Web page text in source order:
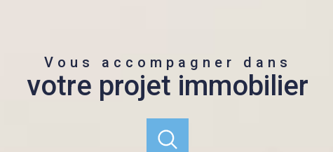
Vous accompagner dans
votre projet immobilier